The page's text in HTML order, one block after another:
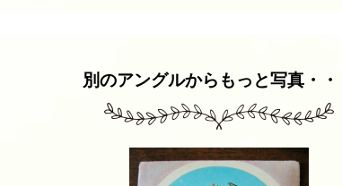
別のアングルからもっと写真・・